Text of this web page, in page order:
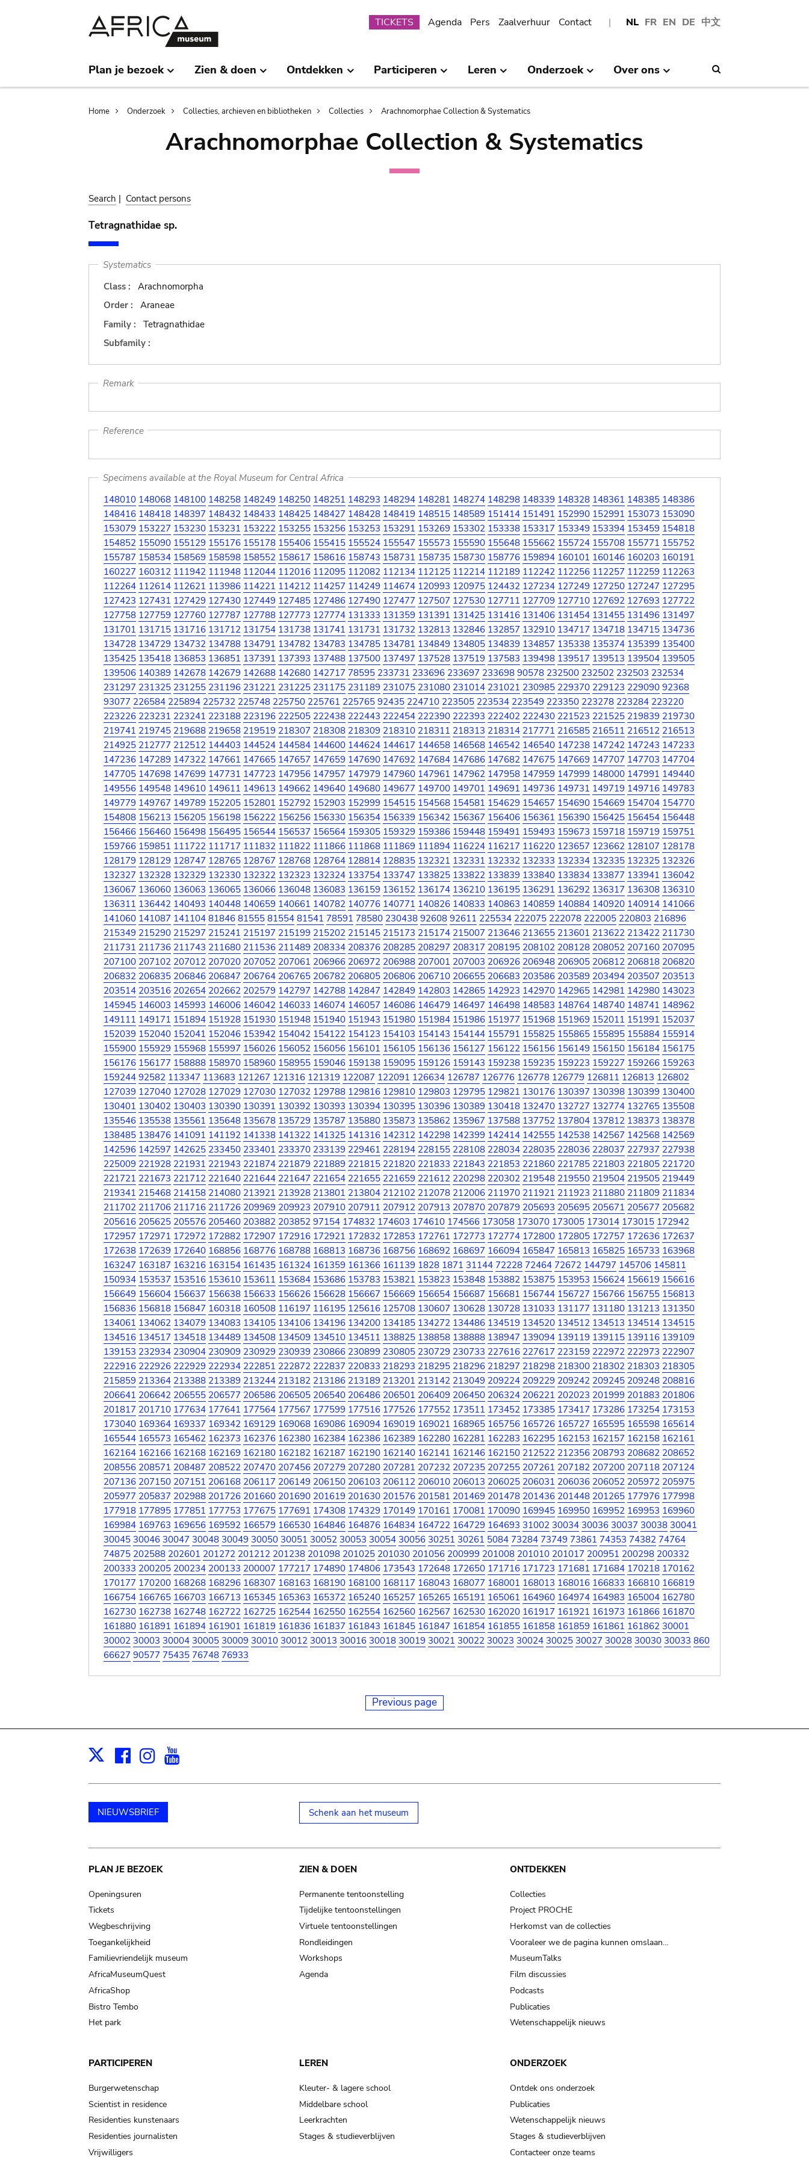
NL FR EN DE 中文
Submenu
TICKETS Agenda Pers Zaalverhuur Contact
Plan je bezoek Zien & doen Ontdekken Participeren Leren Onderzoek Over ons
Breadcrumb
Home Onderzoek Collecties, archieven en bibliotheken Collecties Arachnomorphae Collection & Systematics
Arachnomorphae Collection & Systematics
Search | Contact persons
Tetragnathidae sp.
Systematics
Class :
Arachnomorpha
Order :
Araneae
Family :
Tetragnathidae
Subfamily :
Remark
Reference
Specimens available at the Royal Museum for Central Africa
148010 148068 148100 148258 148249 148250 148251 148293 148294 148281 148274 148298 148339 148328 148361 148385 148386
148416 148418 148397 148432 148433 148425 148427 148428 148419 148515 148589 151414 151491 152990 152991 153073 153090
153079 153227 153230 153231 153222 153255 153256 153253 153291 153269 153302 153338 153317 153349 153394 153459 154818
154852 155090 155129 155176 155178 155406 155415 155524 155547 155573 155590 155648 155662 155724 155708 155771 155752
155787 158534 158569 158598 158552 158617 158616 158743 158731 158735 158730 158776 159894 160101 160146 160203 160191
160227 160312 111942 111948 112044 112016 112095 112082 112134 112125 112214 112189 112242 112256 112257 112259 112263
112264 112614 112621 113986 114221 114212 114257 114249 114674 120993 120975 124432 127234 127249 127250 127247 127295
127423 127431 127429 127430 127449 127485 127486 127490 127477 127507 127530 127711 127709 127710 127692 127693 127722
127758 127759 127760 127787 127788 127773 127774 131333 131359 131391 131425 131416 131406 131454 131455 131496 131497
131701 131715 131716 131712 131754 131738 131741 131731 131732 132813 132846 132857 132910 134717 134718 134715 134736
134728 134729 134732 134788 134791 134782 134783 134785 134781 134849 134805 134839 134857 135338 135374 135399 135400
135425 135418 136853 136851 137391 137393 137488 137500 137497 137528 137519 137583 139498 139517 139513 139504 139505
139506 140389 142678 142679 142688 142680 142717 78595 233731 233696 233697 233698 90578 232500 232502 232503 232534
231297 231325 231255 231196 231221 231225 231175 231189 231075 231080 231014 231021 230985 229370 229123 229090 92368
93077 226584 225894 225732 225748 225750 225761 225765 92435 224710 223505 223534 223549 223350 223278 223284 223220
223226 223231 223241 223188 223196 222505 222438 222443 222454 222390 222393 222402 222430 221523 221525 219839 219730
219741 219745 219688 219658 219519 218307 218308 218309 218310 218311 218313 218314 217771 216585 216511 216512 216513
214925 212777 212512 144403 144524 144584 144600 144624 144617 144658 146568 146542 146540 147238 147242 147243 147233
147236 147289 147322 147661 147665 147657 147659 147690 147692 147684 147686 147682 147675 147669 147707 147703 147704
147705 147698 147699 147731 147723 147956 147957 147979 147960 147961 147962 147958 147959 147999 148000 147991 149440
149556 149548 149610 149611 149613 149662 149640 149680 149677 149700 149701 149691 149736 149731 149719 149716 149783
149779 149767 149789 152205 152801 152792 152903 152999 154515 154568 154581 154629 154657 154690 154669 154704 154770
154808 156213 156205 156198 156222 156256 156330 156354 156339 156342 156367 156406 156361 156390 156425 156454 156448
156466 156460 156498 156495 156544 156537 156564 159305 159329 159386 159448 159491 159493 159673 159718 159719 159751
159766 159851 111722 111717 111832 111822 111866 111868 111869 111894 116224 116217 116220 123657 123662 128107 128178
128179 128129 128747 128765 128767 128768 128764 128814 128835 132321 132331 132332 132333 132334 132335 132325 132326
132327 132328 132329 132330 132322 132323 132324 133754 133747 133825 133822 133839 133840 133834 133877 133941 136042
136067 136060 136063 136065 136066 136048 136083 136159 136152 136174 136210 136195 136291 136292 136317 136308 136310
136311 136442 140493 140448 140659 140661 140782 140776 140771 140826 140833 140863 140859 140884 140920 140914 141066
141060 141087 141104 81846 81555 81554 81541 78591 78580 230438 92608 92611 225534 222075 222078 222005 220803 216896
215349 215290 215297 215241 215197 215199 215202 215145 215173 215174 215007 213646 213655 213601 213622 213422 211730
211731 211736 211743 211680 211536 211489 208334 208376 208285 208297 208317 208195 208102 208128 208052 207160 207095
207100 207102 207012 207020 207052 207061 206966 206972 206988 207001 207003 206926 206948 206905 206812 206818 206820
206832 206835 206846 206847 206764 206765 206782 206805 206806 206710 206655 206683 203586 203589 203494 203507 203513
203514 203516 202654 202662 202579 142797 142788 142847 142849 142803 142865 142923 142970 142965 142981 142980 143023
145945 146003 145993 146006 146042 146033 146074 146057 146086 146479 146497 146498 148583 148764 148740 148741 148962
149111 149171 151894 151928 151930 151948 151940 151943 151980 151984 151986 151977 151968 151969 152011 151991 152037
152039 152040 152041 152046 153942 154042 154122 154123 154103 154143 154144 155791 155825 155865 155895 155884 155914
155900 155929 155968 155997 156026 156052 156056 156101 156105 156136 156127 156122 156156 156149 156150 156184 156175
156176 156177 158888 158970 158960 158955 159046 159138 159095 159126 159143 159238 159235 159223 159227 159266 159263
159244 92582 113347 113683 121267 121316 121319 122087 122091 126634 126787 126776 126778 126779 126811 126813 126802
127039 127040 127028 127029 127030 127032 129788 129816 129810 129803 129795 129821 130176 130397 130398 130399 130400
130401 130402 130403 130390 130391 130392 130393 130394 130395 130396 130389 130418 132470 132727 132774 132765 135508
135546 135538 135561 135648 135678 135729 135787 135880 135873 135862 135967 137588 137752 137804 137812 138373 138378
138485 138476 141091 141192 141338 141322 141325 141316 142312 142298 142399 142414 142555 142538 142567 142568 142569
142596 142597 142625 233450 233401 233370 233139 229461 228194 228155 228108 228034 228035 228036 228037 227937 227938
225009 221928 221931 221943 221874 221879 221889 221815 221820 221833 221843 221853 221860 221785 221803 221805 221720
221721 221673 221712 221640 221644 221647 221654 221655 221659 221612 220298 220302 219548 219550 219504 219505 219449
219341 215468 214158 214080 213921 213928 213801 213804 212102 212078 212006 211970 211921 211923 211880 211809 211834
211702 211706 211716 211726 209969 209923 207910 207911 207912 207913 207870 207879 205693 205695 205671 205677 205682
205616 205625 205576 205460 203882 203852 97154 174832 174603 174610 174566 173058 173070 173005 173014 173015 172942
172957 172971 172972 172882 172907 172916 172921 172832 172853 172761 172773 172774 172800 172805 172757 172636 172637
172638 172639 172640 168856 168776 168788 168813 168736 168756 168692 168697 166094 165847 165813 165825 165733 163968
163247 163187 163216 163154 161435 161324 161359 161366 161139 1828 1871 31144 72228 72464 72672 144797 145706 145811
150934 153537 153516 153610 153611 153684 153686 153783 153821 153823 153848 153882 153875 153953 156624 156619 156616
156649 156604 156637 156638 156633 156626 156628 156667 156669 156654 156687 156681 156744 156727 156766 156755 156813
156836 156818 156847 160318 160508 116197 116195 125616 125708 130607 130628 130728 131033 131177 131180 131213 131350
134061 134062 134079 134083 134105 134106 134196 134200 134185 134272 134486 134519 134520 134512 134513 134514 134515
134516 134517 134518 134489 134508 134509 134510 134511 138825 138858 138888 138947 139094 139119 139115 139116 139109
139153 232934 230904 230909 230929 230939 230866 230899 230805 230729 230733 227616 227617 223159 222972 222973 222907
222916 222926 222929 222934 222851 222872 222837 220833 218293 218295 218296 218297 218298 218300 218302 218303 218305
215859 213364 213388 213389 213244 213182 213186 213189 213201 213142 213049 209224 209229 209242 209245 209248 208816
206641 206642 206555 206577 206586 206505 206540 206486 206501 206409 206450 206324 206221 202023 201999 201883 201806
201817 201710 177634 177641 177564 177567 177599 177516 177526 177552 173511 173452 173385 173417 173286 173254 173153
173040 169364 169337 169342 169129 169068 169086 169094 169019 169021 168965 165756 165726 165727 165595 165598 165614
165544 165573 165462 162373 162376 162380 162384 162386 162389 162280 162281 162283 162295 162153 162157 162158 162161
162164 162166 162168 162169 162180 162182 162187 162190 162140 162141 162146 162150 212522 212356 208793 208682 208652
208556 208571 208487 208522 207470 207456 207279 207280 207281 207232 207235 207255 207261 207182 207200 207118 207124
207136 207150 207151 206168 206117 206149 206150 206103 206112 206010 206013 206025 206031 206036 206052 205972 205975
205977 205837 202988 201726 201660 201690 201619 201630 201576 201581 201469 201478 201436 201448 201265 177976 177998
177918 177895 177851 177753 177675 177691 174308 174329 170149 170161 170081 170090 169945 169950 169952 169953 169960
169984 169763 169656 169592 166579 166530 164846 164876 164834 164722 164729 164693 31002 30034 30036 30037 30038 30041
30045 30046 30047 30048 30049 30050 30051 30052 30053 30054 30056 30251 30261 5084 73284 73749 73861 74353 74382 74764
74875 202588 202601 201272 201212 201238 201098 201025 201030 201056 200999 201008 201010 201017 200951 200298 200332
200333 200205 200234 200133 200007 177217 174890 174806 173543 172648 172650 171716 171723 171681 171684 170218 170162
170177 170200 168268 168296 168307 168163 168190 168100 168117 168043 168077 168001 168013 168016 166833 166810 166819
166754 166765 166703 166713 165345 165363 165372 165240 165257 165265 165191 165061 164960 164974 164983 165004 162780
162730 162738 162748 162722 162725 162544 162550 162554 162560 162567 162530 162020 161917 161921 161973 161866 161870
161880 161891 161894 161901 161819 161836 161837 161843 161845 161847 161854 161855 161858 161859 161861 161862 30001
30002 30003 30004 30005 30009 30010 30012 30013 30016 30018 30019 30021 30022 30023 30024 30025 30027 30028 30030 30033 860
66627 90577 75435 76748 76933
Previous page
X Facebook
Instagram
NIEUWSBRIEF Schenk aan het museum
Main
navigation
PLAN JE BEZOEK
Openingsuren
Tickets
Wegbeschrijving
Toegankelijkheid
Familievriendelijk museum
AfricaMuseumQuest
AfricaShop
Bistro Tembo
Het park
ZIEN & DOEN
Permanente tentoonstelling
Tijdelijke tentoonstellingen
Virtuele tentoonstellingen
Rondleidingen
Workshops
Agenda
ONTDEKKEN
Collecties
Project PROCHE
Herkomst van de collecties
Vooraleer we de pagina kunnen omslaan…
MuseumTalks
Film discussies
Podcasts
Publicaties
Wetenschappelijk nieuws
PARTICIPEREN
Burgerwetenschap
Scientist in residence
Residenties kunstenaars
Residenties journalisten
Vrijwilligers
LEREN
Kleuter- & lagere school
Middelbare school
Leerkrachten
Stages & studieverblijven
ONDERZOEK
Ontdek ons onderzoek
Publicaties
Wetenschappelijk nieuws
Stages & studieverblijven
Contacteer onze teams